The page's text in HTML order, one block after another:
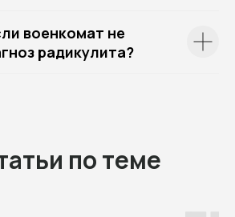
военкомат не
радикулита?
по теме